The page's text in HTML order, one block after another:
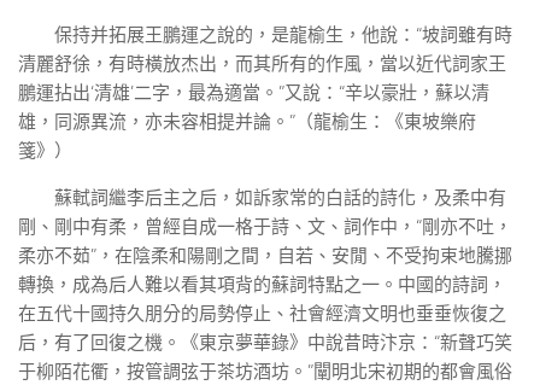
保持并拓展王鵬運之說的，是龍榆生，他說：“坡詞雖有時
清麗舒徐，有時橫放杰出，而其所有的作風，當以近代詞家王
鵬運拈出‘清雄’二字，最為適當。”又說：“辛以豪壯，蘇以清
雄，同源異流，亦未容相提并論。”（龍榆生：《東坡樂府
箋》）
蘇軾詞繼李后主之后，如訴家常的白話的詩化，及柔中有
剛、剛中有柔，曾經自成一格于詩、文、詞作中，“剛亦不吐，
柔亦不茹”，在陰柔和陽剛之間，自若、安閒、不受拘束地騰挪
轉換，成為后人難以看其項背的蘇詞特點之一。中國的詩詞，
在五代十國持久朋分的局勢停止、社會經濟文明也垂垂恢復之
后，有了回復之機。《東京夢華錄》中說昔時汴京：“新聲巧笑
于柳陌花衢，按管調弦于茶坊酒坊。”闡明北宋初期的都會風俗